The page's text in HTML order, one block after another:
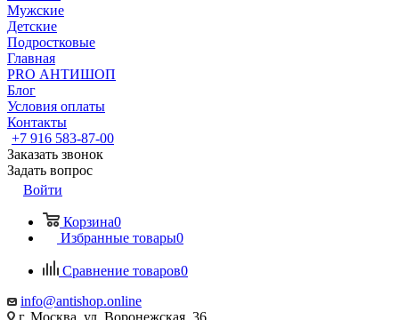
Мужские
Детские
Подростковые
Главная
PRO АНТИШОП
Блог
Условия оплаты
Контакты
+7 916 583-87-00
Заказать звонок
Задать вопрос
Войти
Корзина0
Избранные товары0
Сравнение товаров0
info@antishop.online
г. Москва, ул. Воронежская, 36